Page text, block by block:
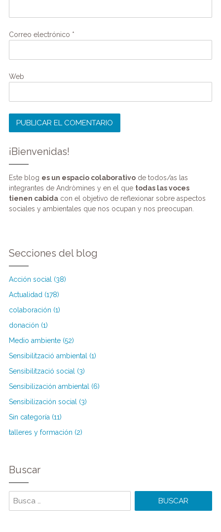
Correo electrónico *
Web
¡Bienvenidas!
Este blog es un espacio colaborativode todos/as las
integrantes de Andròmines y en el que todas las voces
tienen cabidacon el objetivo de reflexionar sobre aspectos
sociales y ambientales que nos ocupan y nos preocupan.
Secciones del blog
Acción social (38)
Actualidad (178)
colaboración (1)
donación (1)
Medio ambiente (52)
Sensibilització ambiental (1)
Sensibilització social (3)
Sensibilización ambiental (6)
Sensibilización social (3)
Sin categoría (11)
talleres y formación (2)
Buscar